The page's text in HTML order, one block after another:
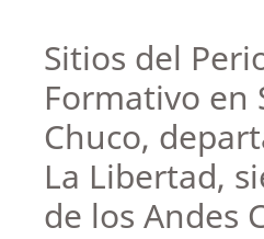
Sitios del
Formativo en
Chuco,
La Libertad,
de los Andes